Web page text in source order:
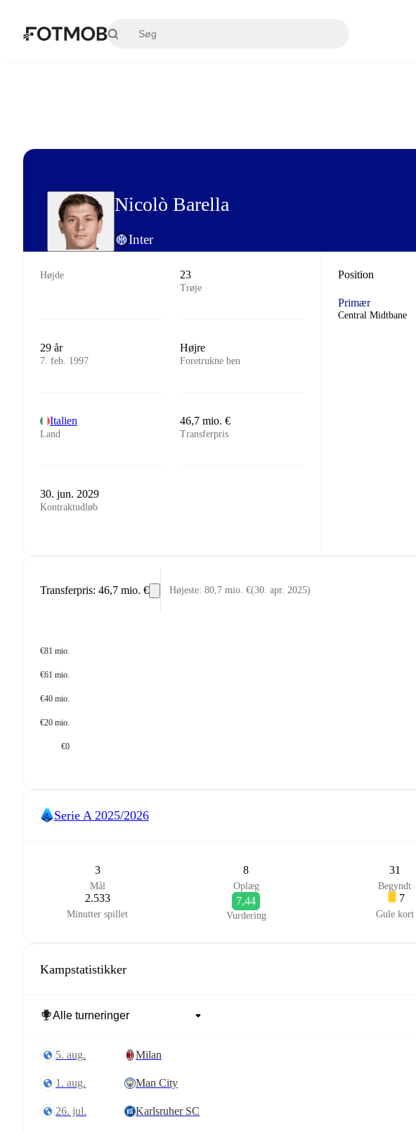
Nicolò Barella
Inter
Højde 23
Trøje
29 år
7. feb. 1997
Højre
Foretrukne ben
Italien
Land
46,7 mio. €
Transferpris
30. jun. 2029
Kontraktudløb
Position
Primær
Central Midtbane
Transferpris: 46,7 mio. € Højeste: 80,7 mio. €(30. apr. 2025)
€81 mio.
€61 mio.
€40 mio.
€20 mio.
€0
Serie A 2025/2026
3
Mål
8
Oplæg
31
Begyndt
2.533
Minutter spillet
7,44
Vurdering
7
Gule kort
Kampstatistikker
5. aug. Milan
1. aug. Man City
26. jul. Karlsruher SC